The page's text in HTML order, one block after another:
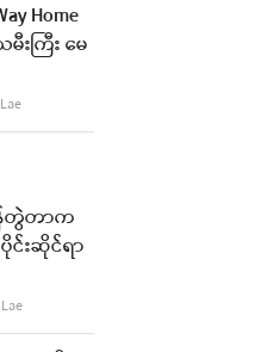
Home
းကြီး မေ
န်တွဲတာက
င်းဆိုင်ရာ